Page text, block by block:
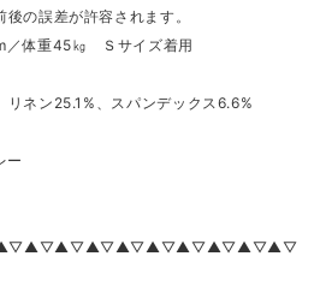
の誤差が許容されます。
／体重45㎏ Ｓサイズ着用
ン25.1%、スパンデックス6.6%
ー